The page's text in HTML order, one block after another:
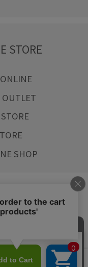
STORE
SHOP
ポリシー
ト ご利用ガイド